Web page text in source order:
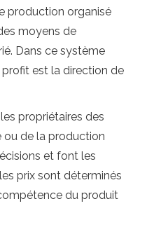
production organisé
moyens de
Dans ce système
est la direction de
propriétaires des
ou de la production
et font les
prix sont déterminés
du produit